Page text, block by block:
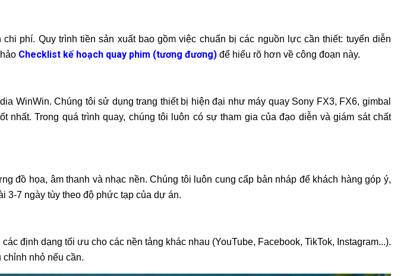
phí. Quy trình tiền sản xuất bao gồm việc chuẩn bị các nguồn lực cần thiết: tuyển diễn
Checklist kế hoạch quay phim (tương đương) để hiểu rõ hơn về công đoạn này.
WinWin. Chúng tôi sử dụng trang thiết bị hiện đại như máy quay Sony FX3, FX6, gimbal
Trong quá trình quay, chúng tôi luôn có sự tham gia của đạo diễn và giám sát chất
đồ họa, âm thanh và nhạc nền. Chúng tôi luôn cung cấp bản nháp để khách hàng góp ý,
3-7 ngày tùy theo độ phức tạp của dự án.
định dạng tối ưu cho các nền tảng khác nhau (YouTube, Facebook, TikTok, Instagram...).
nhỏ nếu cần.